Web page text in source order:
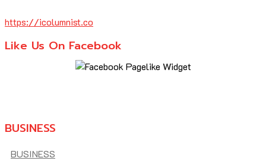
https://icolumnist.co
Like Us On Facebook
BUSINESS
BUSINESS